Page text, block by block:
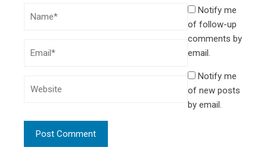
Notify me
of follow-up
comments by
email.
Notify me
of new posts
by email.